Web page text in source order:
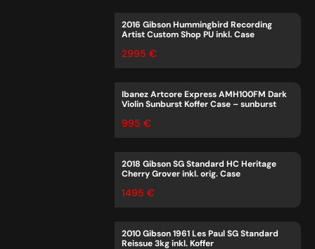
2016 Gibson Hummingbird Recording
Artist Custom Shop PU inkl. Case
2995 €
Ibanez Artcore Express AMH100FM Dark
Violin Sunburst Koffer Case – sunburst
995 €
2018 Gibson SG Standard HC Heritage
Cherry Grover inkl. orig. Case
1495 €
2010 Gibson 1961 Les Paul SG Standard
Reissue 3kg inkl. Koffer